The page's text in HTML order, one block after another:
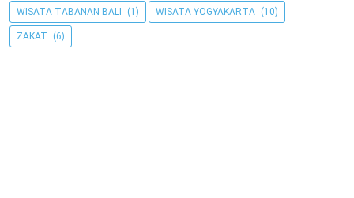
WISATA TABANAN BALI (1) WISATA YOGYAKARTA (10)
ZAKAT (6)